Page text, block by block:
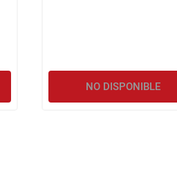
NO DISPONIBLE